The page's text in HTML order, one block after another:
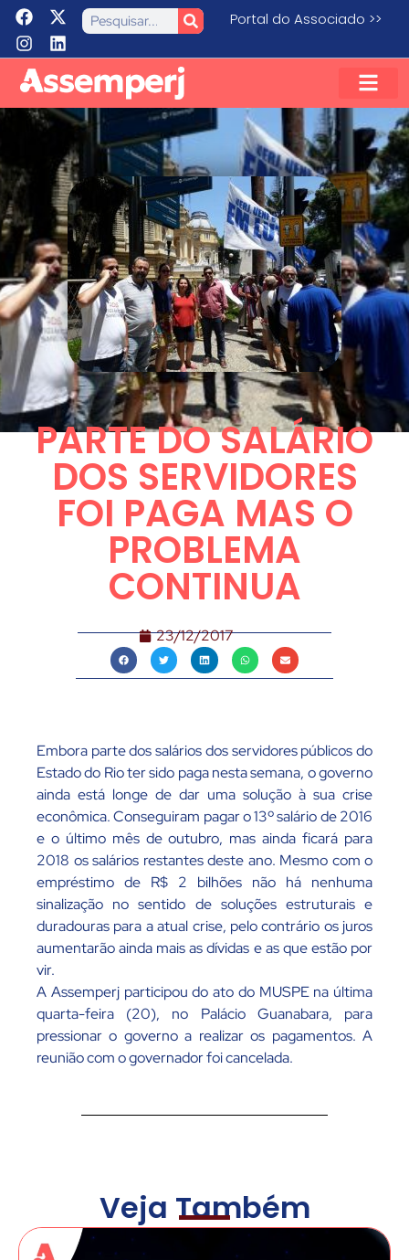
Portal do Associado >>
PARTE DO SALÁRIO
DOS SERVIDORES
FOI PAGA MAS O
PROBLEMA
CONTINUA
23/12/2017
Embora parte dos salários dos servidores públicos do
Estado do Rio ter sido paga nesta semana, o governo
ainda está longe de dar uma solução à sua crise
econômica. Conseguiram pagar o 13º salário de 2016
e o último mês de outubro, mas ainda ficará para
2018 os salários restantes deste ano. Mesmo com o
empréstimo de R$ 2 bilhões não há nenhuma
sinalização no sentido de soluções estruturais e
duradouras para a atual crise, pelo contrário os juros
aumentarão ainda mais as dívidas e as que estão por
vir.
A Assemperj participou do ato do MUSPE na última
quarta-feira (20), no Palácio Guanabara, para
pressionar o governo a realizar os pagamentos. A
reunião com o governador foi cancelada.
Veja Também